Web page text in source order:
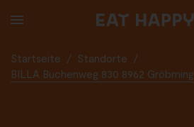
TO
Startseite / Standorte
/
BILLA Buchenweg 830 8962 Gröbming